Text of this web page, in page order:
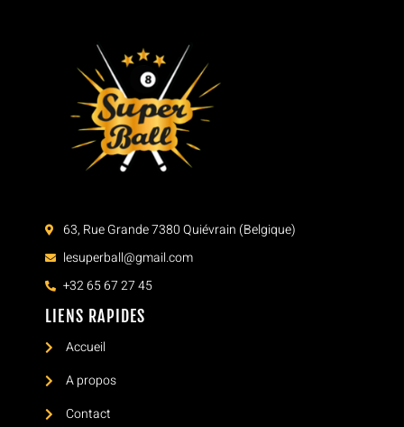
63, Rue Grande 7380 Quiévrain (Belgique)
lesuperball@gmail.com
+32 65 67 27 45
LIENS RAPIDES
Accueil
A propos
Contact